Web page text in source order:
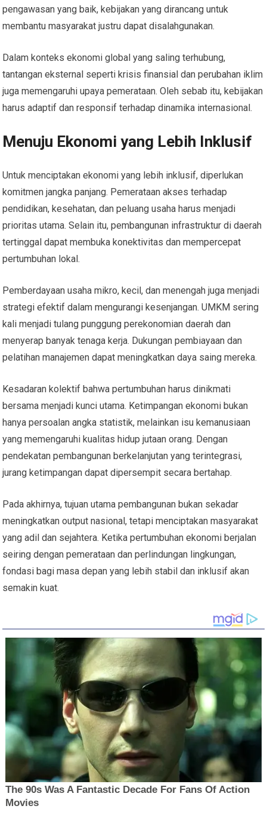
pengawasan yang baik, kebijakan yang dirancang untuk
membantu masyarakat justru dapat disalahgunakan.
Dalam konteks ekonomi global yang saling terhubung,
tantangan eksternal seperti krisis finansial dan perubahan iklim
juga memengaruhi upaya pemerataan. Oleh sebab itu, kebijakan
harus adaptif dan responsif terhadap dinamika internasional.
Menuju Ekonomi yang Lebih Inklusif
Untuk menciptakan ekonomi yang lebih inklusif, diperlukan
komitmen jangka panjang. Pemerataan akses terhadap
pendidikan, kesehatan, dan peluang usaha harus menjadi
prioritas utama. Selain itu, pembangunan infrastruktur di daerah
tertinggal dapat membuka konektivitas dan mempercepat
pertumbuhan lokal.
Pemberdayaan usaha mikro, kecil, dan menengah juga menjadi
strategi efektif dalam mengurangi kesenjangan. UMKM sering
kali menjadi tulang punggung perekonomian daerah dan
menyerap banyak tenaga kerja. Dukungan pembiayaan dan
pelatihan manajemen dapat meningkatkan daya saing mereka.
Kesadaran kolektif bahwa pertumbuhan harus dinikmati
bersama menjadi kunci utama. Ketimpangan ekonomi bukan
hanya persoalan angka statistik, melainkan isu kemanusiaan
yang memengaruhi kualitas hidup jutaan orang. Dengan
pendekatan pembangunan berkelanjutan yang terintegrasi,
jurang ketimpangan dapat dipersempit secara bertahap.
Pada akhirnya, tujuan utama pembangunan bukan sekadar
meningkatkan output nasional, tetapi menciptakan masyarakat
yang adil dan sejahtera. Ketika pertumbuhan ekonomi berjalan
seiring dengan pemerataan dan perlindungan lingkungan,
fondasi bagi masa depan yang lebih stabil dan inklusif akan
semakin kuat.